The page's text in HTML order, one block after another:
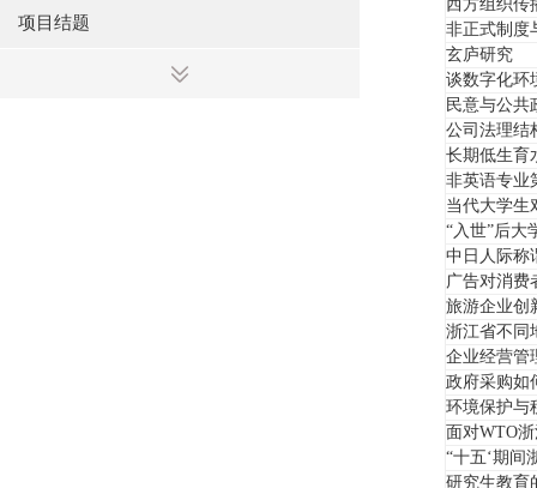
项目结题
西方组织传
非正式制度
玄庐研究
谈数字化环
民意与公共
公司法理结
长期低生育
非英语专业
当代大学生
“入世”后大
中日人际称
广告对消费
旅游企业创
浙江省不同
企业经营管
政府采购如
环境保护与
面对WTO
“十五‘期间
研究生教育